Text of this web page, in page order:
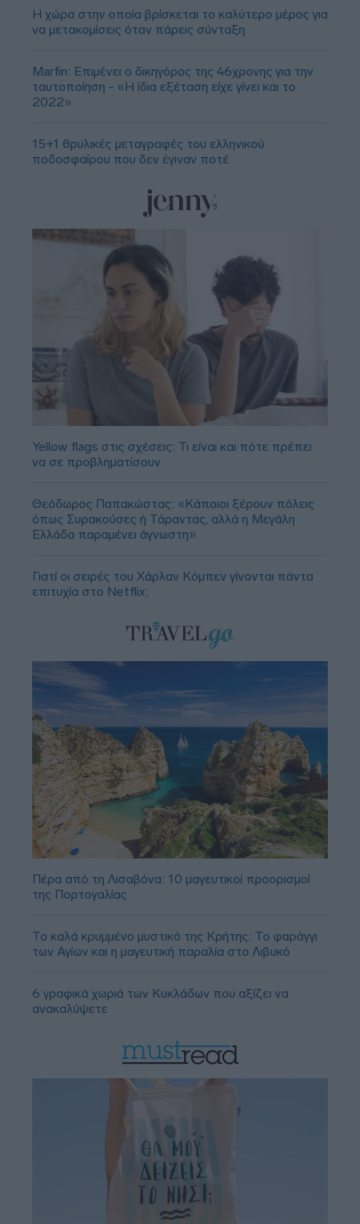
Η χώρα στην οποία βρίσκεται το καλύτερο μέρος για
να μετακομίσεις όταν πάρεις σύνταξη
Marfin: Επιμένει ο δικηγόρος της 46χρονης για την
ταυτοποίηση - «Η ίδια εξέταση είχε γίνει και το
2022»
15+1 θρυλικές μεταγραφές του ελληνικού
ποδοσφαίρου που δεν έγιναν ποτέ
Yellow flags στις σχέσεις: Τι είναι και πότε πρέπει
να σε προβληματίσουν
Θεόδωρος Παπακώστας: «Κάποιοι ξέρουν πόλεις
όπως Συρακούσες ή Τάραντας, αλλά η Μεγάλη
Ελλάδα παραμένει άγνωστη»
Γιατί οι σειρές του Χάρλαν Κόμπεν γίνονται πάντα
επιτυχία στο Netflix;
Πέρα από τη Λισαβόνα: 10 μαγευτικοί προορισμοί
της Πορτογαλίας
Το καλά κρυμμένο μυστικό της Κρήτης: Το φαράγγι
των Αγίων και η μαγευτική παραλία στο Λιβυκό
6 γραφικά χωριά των Κυκλάδων που αξίζει να
ανακαλύψετε